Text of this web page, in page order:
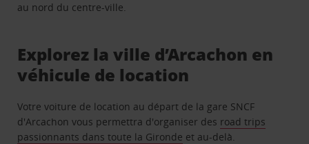
au nord du centre-ville.
Explorez la ville d’Arcachon en
véhicule de location
Votre voiture de location au départ de la gare SNCF
d'Arcachon vous permettra d'organiser des road trips
passionnants dans toute la Gironde et au-delà.